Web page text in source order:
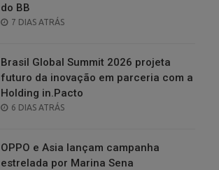
do BB
POSTED
7 DIAS ATRÁS
Brasil Global Summit 2026 projeta
futuro da inovação em parceria com a
Holding in.Pacto
POSTED
6 DIAS ATRÁS
OPPO e Asia lançam campanha
estrelada por Marina Sena